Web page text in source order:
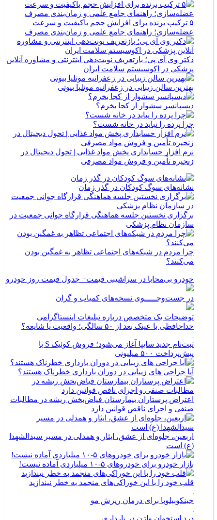
۵ ترکیب برنده برای افزایش حجم باکیفیت و سرعت
عضله‌سازی؛ راهنمای جامع علمی و زمان‌بندی مصرف
دکتر وی آی پی؛ بازتعریف نوبت‌دهی اینترنتی و مشاوره آنلاین
پزشکی در اکوسیستم سلامت ایران
بهترین سالن زیبایی در زعفرانیه مونلیا بیوتی
دیسپانسر سشوار از کجا بخرم؟
چرا پرده را نباید در خانه شست؟
نرم افزار حسابداری پخش مواد غذایی | تحول دیجیتال در
زنجیره تأمین و فروش مواد مصرفی
نشانه‌های سوگ کودکان در گذر زمان
برگزاری نخستین جلسه هماهنگی قرارگاه جوانی جمعیت در
سازمان نظام پزشکی
چرا مردم در شبکه‌های اجتماعی تظاهر به غمگین بودن
می‌کنند؟
خودرو بی‌محابا در سراشیبی قیمت+ جدول قیمت روز خودرو
در جست‌وجـــــوی نسخه‌های کمیاب و گران
توضیحات یک متخصص درباره تبلیغات اینستاگرامی
خداحافظی با عینک بعد از ۵۰ سالگی؛ واقعیت یا شایعه؟
ثبت‌نام جدید سایپا آغاز می‌شود؛ فروش کوئیک S با
پیش‌پرداخت ۵۰۰ میلیونی
آیا جراحی های زیبایی در دوران بارداری خطرناک هستند؟
اعتراض پرستاران بیمارستان فیاض‌بخش ریشه در مطالبات
صنفی و اجرای ناقص قوانین دارد
اربعین، جلوه‌ای از عشق، ایثار و همدلی در مسیر سیدالشهدا
(ع) است
بازار خودرو برای خودروهای ۵-۱۰ میلیاردی آماده نیست!
قلب خود را با این خوراکی‌های منجمد به خطر نیندازید
جینکوبیلوبا برای درمان ریزش مو